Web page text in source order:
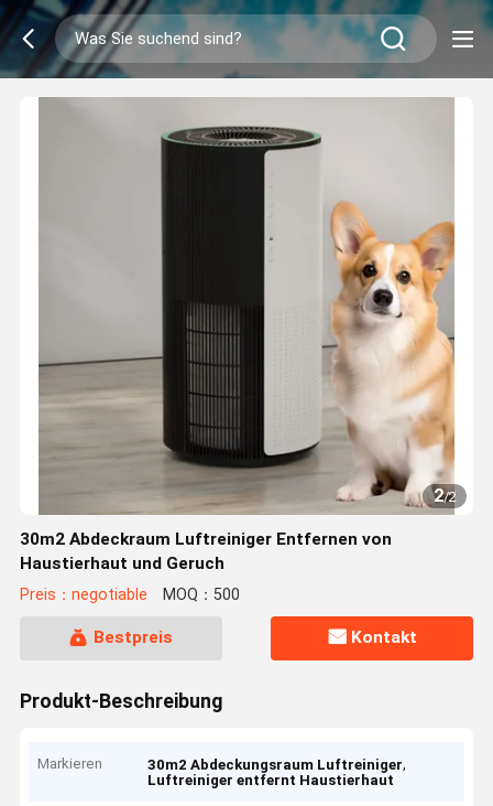
2/2
30m2 Abdeckraum Luftreiniger Entfernen von
Haustierhaut und Geruch
Preis：negotiable MOQ：500
Bestpreis Kontakt
Produkt-Beschreibung
Markieren 30m2 Abdeckungsraum Luftreiniger,
Luftreiniger entfernt Haustierhaut